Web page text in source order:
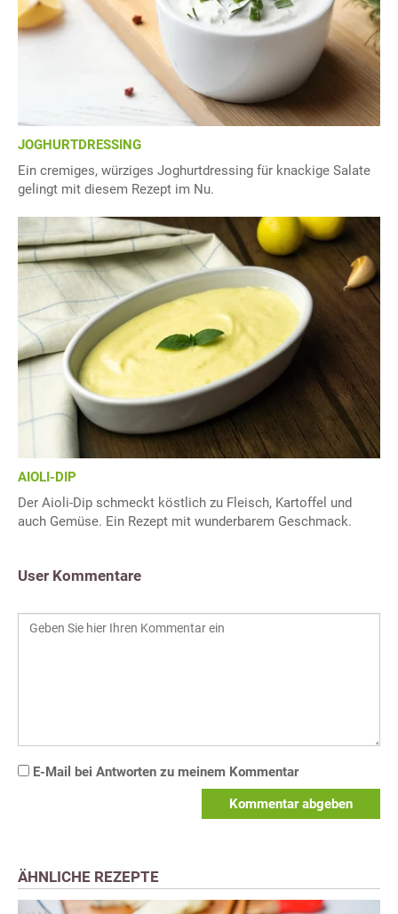
JOGHURTDRESSING
Ein cremiges, würziges Joghurtdressing für knackige Salate
gelingt mit diesem Rezept im Nu.
AIOLI-DIP
Der Aioli-Dip schmeckt köstlich zu Fleisch, Kartoffel und
auch Gemüse. Ein Rezept mit wunderbarem Geschmack.
User Kommentare
E-Mail bei Antworten zu meinem Kommentar
Kommentar abgeben
ÄHNLICHE REZEPTE